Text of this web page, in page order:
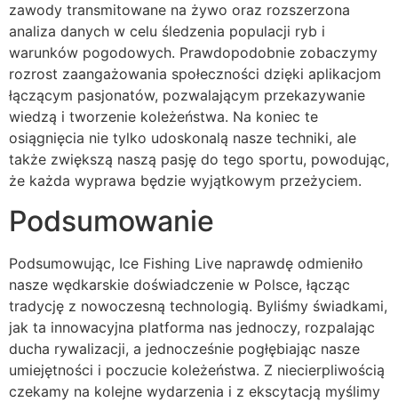
zawody transmitowane na żywo oraz rozszerzona
analiza danych w celu śledzenia populacji ryb i
warunków pogodowych. Prawdopodobnie zobaczymy
rozrost zaangażowania społeczności dzięki aplikacjom
łączącym pasjonatów, pozwalającym przekazywanie
wiedzą i tworzenie koleżeństwa. Na koniec te
osiągnięcia nie tylko udoskonalą nasze techniki, ale
także zwiększą naszą pasję do tego sportu, powodując,
że każda wyprawa będzie wyjątkowym przeżyciem.
Podsumowanie
Podsumowując, Ice Fishing Live naprawdę odmieniło
nasze wędkarskie doświadczenie w Polsce, łącząc
tradycję z nowoczesną technologią. Byliśmy świadkami,
jak ta innowacyjna platforma nas jednoczy, rozpalając
ducha rywalizacji, a jednocześnie pogłębiając nasze
umiejętności i poczucie koleżeństwa. Z niecierpliwością
czekamy na kolejne wydarzenia i z ekscytacją myślimy